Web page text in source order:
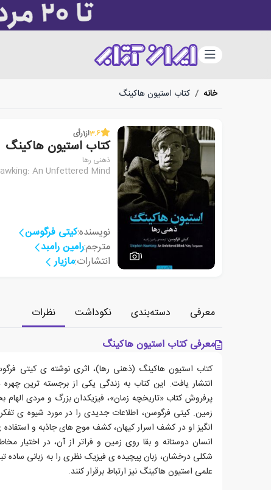
دسته‌بندی
خانه / کتاب استیون هاکینگ
1
3.6از1رأی
کتاب استیون هاکینگ
ذهنی رها
An Unfettered Mind
نویسنده:کیتی فرگوسن
مترجم:رامین رامبد
انتشارات:مازیار
معرفی دسته‌بندی نکوداشت
نظرات
معرفی کتاب استیون هاکینگ
انتشار یافت. این کتاب به زندگی یکی از برجسته ترین
پرفروش کتاب «تاریخچه زمان»، فیزیکدان بزرگ و مردی
زمین. کیتی فرگوسن، اطلاعات جدیدی را در مورد شیوه ی
انگیز او در کشف اسرار کیهان، کشف موج های جاذبه و
انسان دوستانه و بقا روی زمین و فراتر از آن، در اختیار
شکلی درخشان، زبان پیچیده ی فیزیک نظری را به زبانی ساده
علمی استیون هاکینگ نیز ارتباط برقرار کنند.